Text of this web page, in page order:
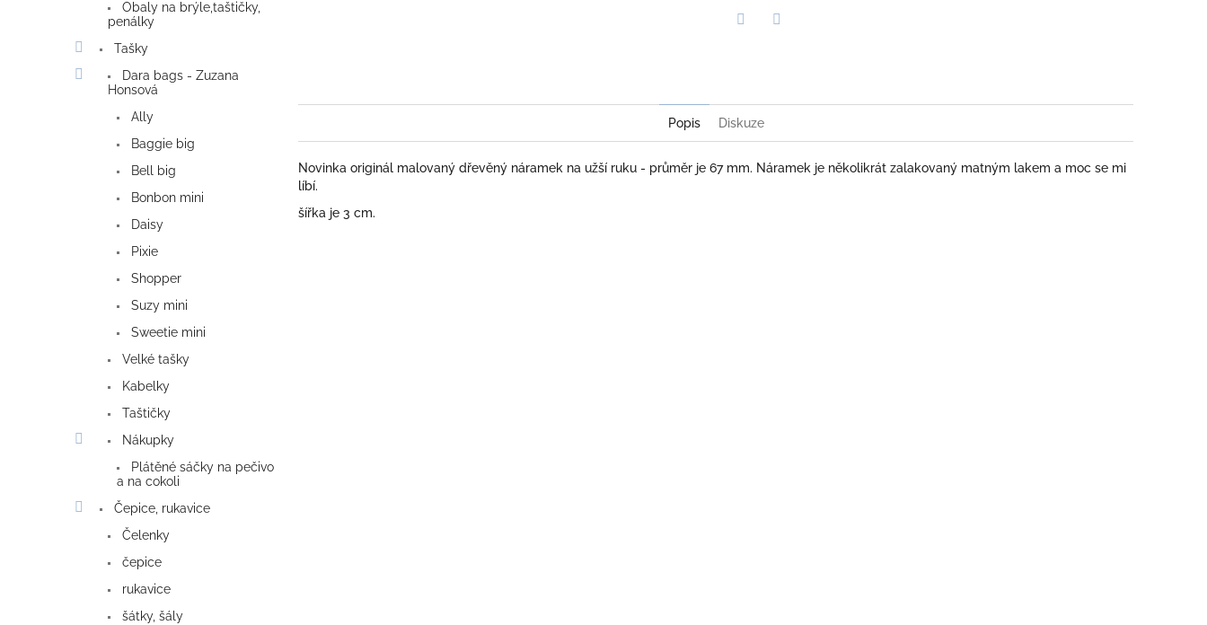
Obaly na brýle,taštičky,
penálky
Tašky
Dara bags - Zuzana
Honsová
Ally
Baggie big
Bell big
Bonbon mini
Daisy
Pixie
Shopper
Suzy mini
Sweetie mini
Velké tašky
Kabelky
Taštičky
Nákupky
Plátěné sáčky na pečivo
a na cokoli
Čepice, rukavice
Čelenky
čepice
rukavice
šátky, šály
Popis Diskuze
Novinka originál malovaný dřevěný náramek na užší ruku - průměr je 67 mm. Náramek je několikrát zalakovaný matným lakem a moc se mi
líbí.
šířka je 3 cm.